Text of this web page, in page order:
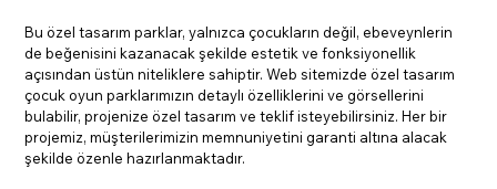
Bu özel tasarım parklar, yalnızca çocukların değil, ebeveynlerin
de beğenisini kazanacak şekilde estetik ve fonksiyonellik
açısından üstün niteliklere sahiptir. Web sitemizde özel tasarım
çocuk oyun parklarımızın detaylı özelliklerini ve görsellerini
bulabilir, projenize özel tasarım ve teklif isteyebilirsiniz. Her bir
projemiz, müşterilerimizin memnuniyetini garanti altına alacak
şekilde özenle hazırlanmaktadır.